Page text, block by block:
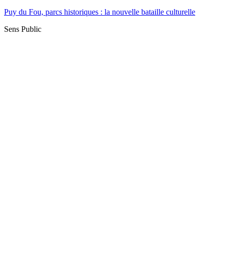
Puy du Fou, parcs historiques : la nouvelle bataille culturelle
Sens Public